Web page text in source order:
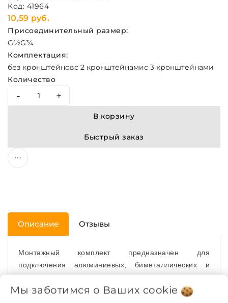
Код: 41964
10,59 руб.
Присоединительный размер:
G½G¾
Комплектация:
без кронштейновс 2 кронштейнамис 3 кронштейнами
Количество
- +
В корзину
Быстрый заказ
Описание Отзывы
Монтажный комплект предназначен для
подключения алюминиевых, биметаллических и
чугунных радиаторов с присоединительным
размером верхнего и нижнего коллекторов G1"
Мы заботимся о Ваших cookie